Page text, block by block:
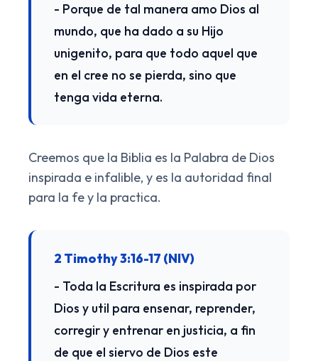
- Porque de tal manera amo Dios al
mundo, que ha dado a su Hijo
unigenito, para que todo aquel que
en el cree no se pierda, sino que
tenga vida eterna.
Creemos que la Biblia es la Palabra de Dios
inspirada e infalible, y es la autoridad final
para la fe y la practica.
2 Timothy 3:16-17 (NIV)
- Toda la Escritura es inspirada por
Dios y util para ensenar, reprender,
corregir y entrenar en justicia, a fin
de que el siervo de Dios este